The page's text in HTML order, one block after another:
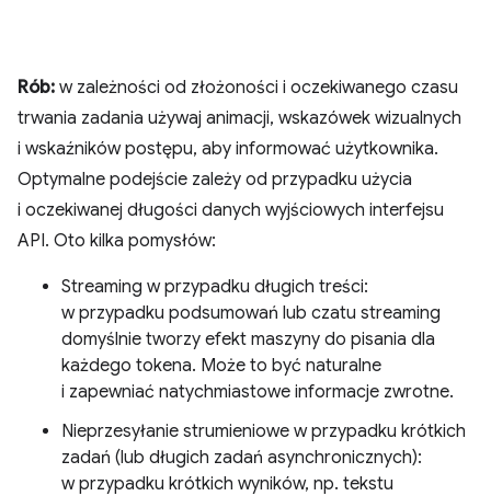
Rób: w zależności od złożoności i oczekiwanego czasu
trwania zadania używaj animacji, wskazówek wizualnych
i wskaźników postępu, aby informować użytkownika.
Optymalne podejście zależy od przypadku użycia
i oczekiwanej długości danych wyjściowych interfejsu
API. Oto kilka pomysłów:
Streaming w przypadku długich treści:
w przypadku podsumowań lub czatu streaming
domyślnie tworzy efekt maszyny do pisania dla
każdego tokena. Może to być naturalne
i zapewniać natychmiastowe informacje zwrotne.
Nieprzesyłanie strumieniowe w przypadku krótkich
zadań (lub długich zadań asynchronicznych):
w przypadku krótkich wyników, np. tekstu